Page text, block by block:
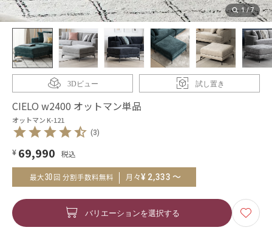
1/7
3Dビュー 試し置き
オットマン K-121
CIELO w2400 オットマン単品
(3)
¥ 69,990
最大30 回 分割手数料無料 月々¥ 2,333 ～
バリエーションを選択する